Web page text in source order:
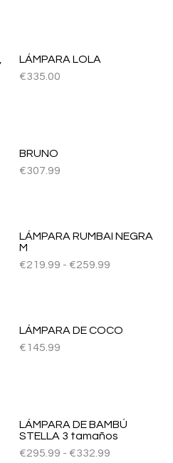
LÁMPARA LOLA
€335.00
BRUNO
€307.99
LÁMPARA RUMBAI NEGRA
M
€219.99 - €259.99
LÁMPARA DE COCO
€145.99
LÁMPARA DE BAMBÚ
STELLA 3 tamaños
€295.99 - €332.99